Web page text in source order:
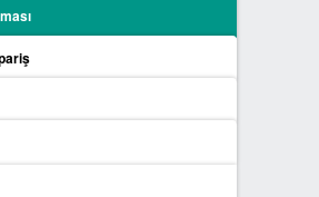
SIFIR ATIK
KUTULARI